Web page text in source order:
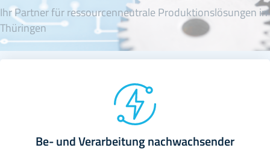
Ihr Partner für ressourcenneutrale Produktionslösungen in
Thüringen
Be- und Verarbeitung nachwachsender